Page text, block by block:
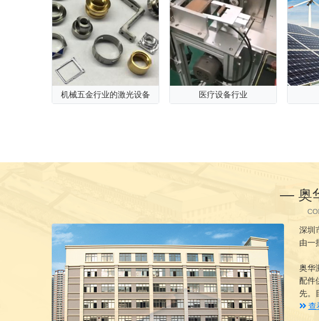
机械五金行业的激光设备 医疗设备行业
— 奥
深圳
由一
奥华
配件
先。
查